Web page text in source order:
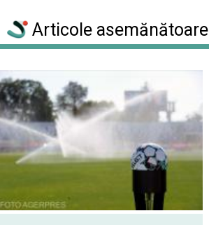
Articole asemănătoare